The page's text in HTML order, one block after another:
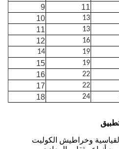
11
9
13
10
13
11
16
12
19
14
19
15
22
16
22
17
24
18
وخراطيش الكوليت